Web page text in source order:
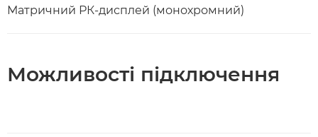
Матричний РК-дисплей (монохромний)
Можливості підключення